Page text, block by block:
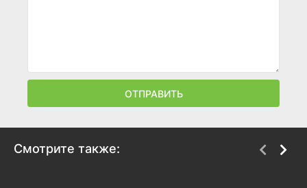
ОТПРАВИТЬ
Смотрите также: